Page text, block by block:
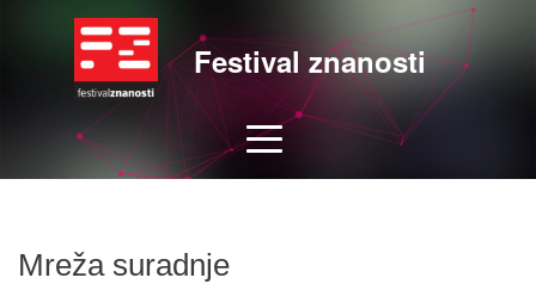
Festival znanosti
Mreža suradnje